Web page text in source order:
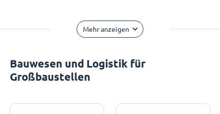
Mehr anzeigen
Bauwesen und Logistik für
Großbaustellen